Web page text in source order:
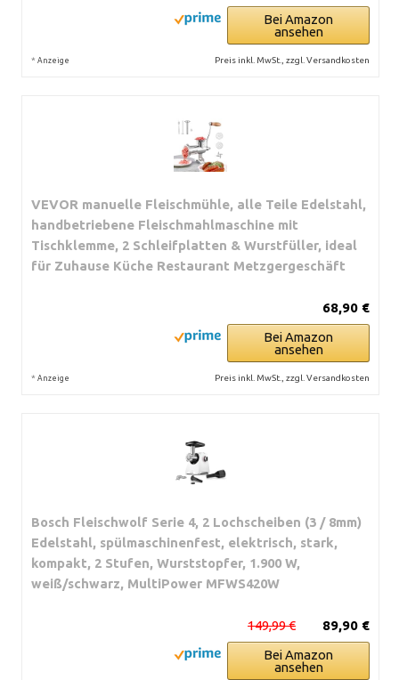
Bei Amazon
ansehen
* Anzeige Preis inkl. MwSt., zzgl. Versandkosten
VEVOR manuelle Fleischmühle, alle Teile Edelstahl,
handbetriebene Fleischmahlmaschine mit
Tischklemme, 2 Schleifplatten & Wurstfüller, ideal
für Zuhause Küche Restaurant Metzgergeschäft
68,90 €
Bei Amazon
ansehen
* Anzeige Preis inkl. MwSt., zzgl. Versandkosten
Bosch Fleischwolf Serie 4, 2 Lochscheiben (3 / 8mm)
Edelstahl, spülmaschinenfest, elektrisch, stark,
kompakt, 2 Stufen, Wurststopfer, 1.900 W,
weiß/schwarz, MultiPower MFWS420W
89,90 €
149,99 €
Bei Amazon
ansehen